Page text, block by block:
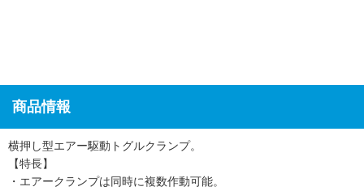
商品情報
横押し型エアー駆動トグルクランプ。
【特長】
・エアークランプは同時に複数作動可能。